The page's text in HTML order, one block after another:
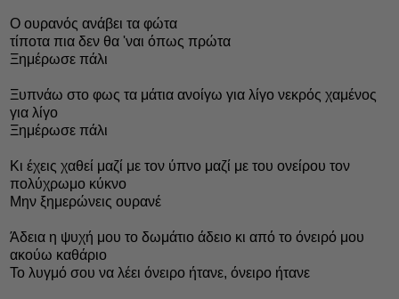
Ο ουρανός ανάβει τα φώτα
τίποτα πια δεν θα 'ναι όπως πρώτα
Ξημέρωσε πάλι
Ξυπνάω στο φως τα μάτια ανοίγω για λίγο νεκρός χαμένος
για λίγο
Ξημέρωσε πάλι
Κι έχεις χαθεί μαζί με τον ύπνο μαζί με του ονείρου τον
πολύχρωμο κύκνο
Μην ξημερώνεις ουρανέ
Άδεια η ψυχή μου το δωμάτιο άδειο κι από τo όνειρό μου
ακούω καθάριο
Το λυγμό σου να λέει όνειρο ήτανε, όνειρο ήτανε